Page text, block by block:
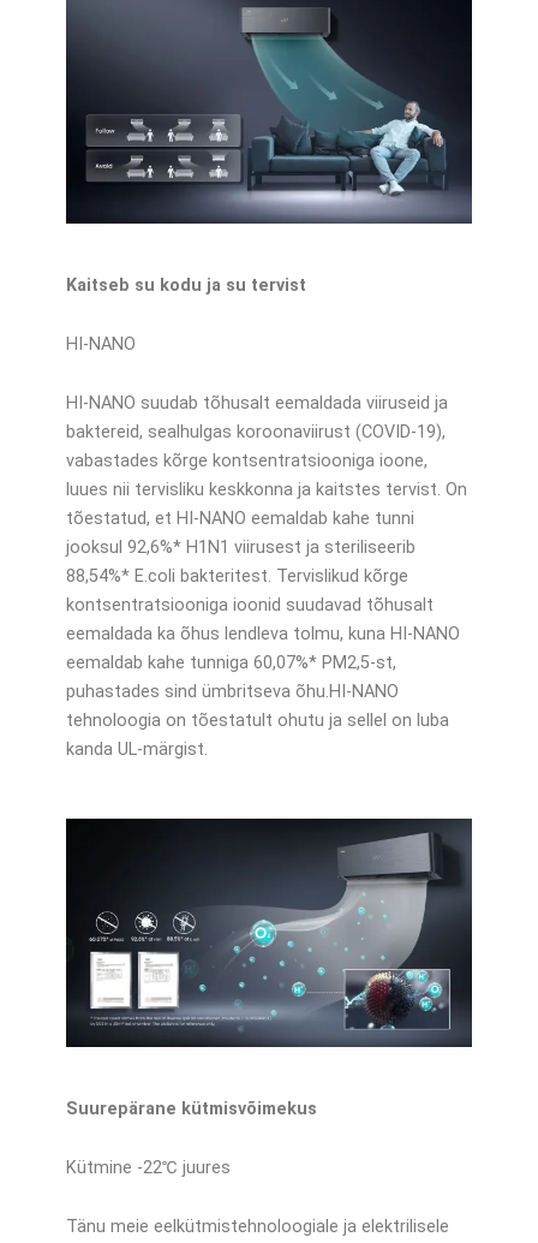
Kaitseb su kodu ja su tervist
HI-NANO
HI-NANO suudab tõhusalt eemaldada viiruseid ja
baktereid, sealhulgas koroonaviirust (COVID-19),
vabastades kõrge kontsentratsiooniga ioone,
luues nii tervisliku keskkonna ja kaitstes tervist. On
tõestatud, et HI-NANO eemaldab kahe tunni
jooksul 92,6%* H1N1 viirusest ja steriliseerib
88,54%* E.coli bakteritest. Tervislikud kõrge
kontsentratsiooniga ioonid suudavad tõhusalt
eemaldada ka õhus lendleva tolmu, kuna HI-NANO
eemaldab kahe tunniga 60,07%* PM2,5-st,
puhastades sind ümbritseva õhu.HI-NANO
tehnoloogia on tõestatult ohutu ja sellel on luba
kanda UL-märgist.
Suurepärane kütmisvõimekus
Kütmine -22℃ juures
Tänu meie eelkütmistehnoloogiale ja elektrilisele